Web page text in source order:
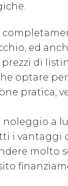
ed
di
optare
pratica,
noleggio a
i vantaggi
molto